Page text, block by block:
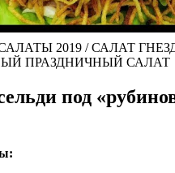
2019 / САЛАТ
ПРАЗДНИЧНЫЙ САЛАТ
под